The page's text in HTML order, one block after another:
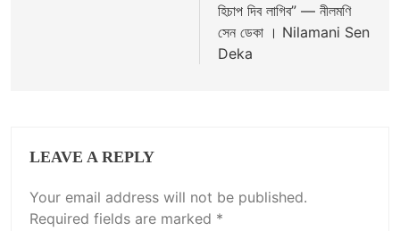
হিচাপ দিব লাগিব” — নীলমণি
সেন ডেকা । Nilamani Sen
Deka
LEAVE A REPLY
Your email address will not be published.
Required fields are marked *